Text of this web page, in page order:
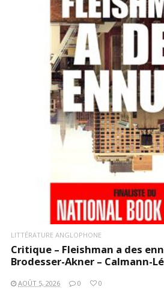
LIRE LA
LITTÉRATURE ANGLOPHONE
Critique – Fleishman a des
Brodesser-Akner – Calmann-
AOÛT 5, 2026 0 0